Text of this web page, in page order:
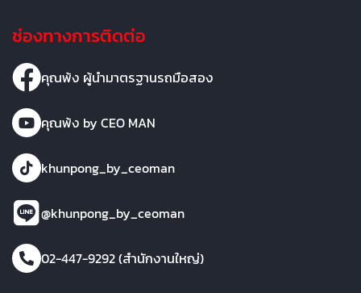
ช่องทางการติดต่อ
คุณพ้ง ผู้นำมาตรฐานรถมือสอง
คุณพ้ง by CEO MAN
khunpong_by_ceoman
@khunpong_by_ceoman
02-447-9292 (สำนักงานใหญ่)